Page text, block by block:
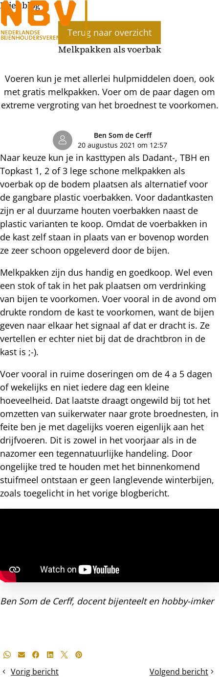
Bijenblog
Terug naar overzicht
Melkpakken als voerbak
Voeren kun je met allerlei hulpmiddelen doen, ook
met gratis melkpakken. Voer om de paar dagen om
extreme vergroting van het broednest te voorkomen.
Ben Som de Cerff
20 augustus 2021 om 12:57
Naar keuze kun je in kasttypen als Dadant-, TBH en
Topkast 1, 2 of 3 lege schone melkpakken als
voerbak op de bodem plaatsen als alternatief voor
de gangbare plastic voerbakken. Voor dadantkasten
zijn er al duurzame houten voerbakken naast de
plastic varianten te koop. Omdat de voerbakken in
de kast zelf staan in plaats van er bovenop worden
ze zeer schoon opgeleverd door de bijen.
Melkpakken zijn dus handig en goedkoop. Wel even
een stok of tak in het pak plaatsen om verdrinking
van bijen te voorkomen. Voer vooral in de avond om
drukte rondom de kast te voorkomen, want de bijen
geven naar elkaar het signaal af dat er dracht is. Ze
vertellen er echter niet bij dat de drachtbron in de
kast is ;-).
Voer vooral in ruime doseringen om de 4 a 5 dagen
of wekelijks en niet iedere dag een kleine
hoeveelheid. Dat laatste draagt ongewild bij tot het
omzetten van suikerwater naar grote broednesten, in
feite ben je met dagelijks voeren eigenlijk aan het
drijfvoeren. Dit is zowel in het voorjaar als in de
nazomer een tegennatuurlijke handeling. Door
ongelijke tred te houden met het binnenkomend
stuifmeel ontstaan er geen langlevende winterbijen,
zoals toegelicht in het vorige blogbericht.
Ben Som de Cerff, docent bijenteelt en hobby-imker
DeelWhatsapp
E-mailFacebook
LinkedIn
X Pinterest
Vorig bericht Volgend bericht